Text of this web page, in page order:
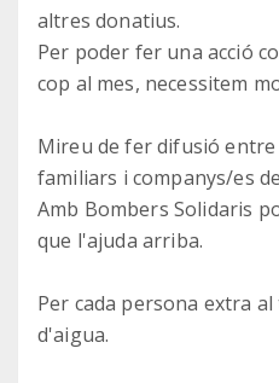
altres donatius.
Per poder fer una acció
cop al mes, necessitem
Mireu de fer difusió entre
familiars i companys/es
Amb Bombers Solidaris
que l'ajuda arriba.
Per cada persona extra
d'aigua.